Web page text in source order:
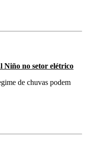
Niño no setor elétrico
de chuvas podem